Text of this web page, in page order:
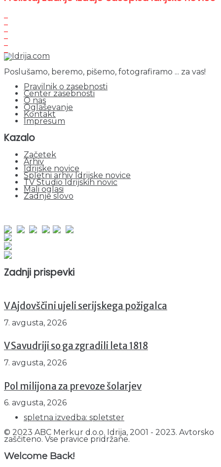
Poslušamo, beremo, pišemo, fotografiramo ... za vas!
Pravilnik o zasebnosti
Center zasebnosti
O nas
Oglaševanje
Kontakt
Impresum
Kazalo
Začetek
Arhiv
Idrijske novice
Spletni arhiv Idrijske novice
TV Studio Idrijskih novic
Mali oglasi
Zadnje slovo
Zadnji prispevki
V Ajdovščini ujeli serijskega požigalca
7. avgusta, 2026
V Savudriji so ga zgradili leta 1818
7. avgusta, 2026
Pol milijona za prevoze šolarjev
6. avgusta, 2026
spletna izvedba: spletster
© 2023 ABC Merkur d.o.o. Idrija, 2001 - 2023. Avtorsko
zaščiteno. Vse pravice pridržane.
Welcome Back!